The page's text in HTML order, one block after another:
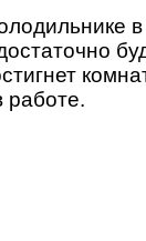
работе.